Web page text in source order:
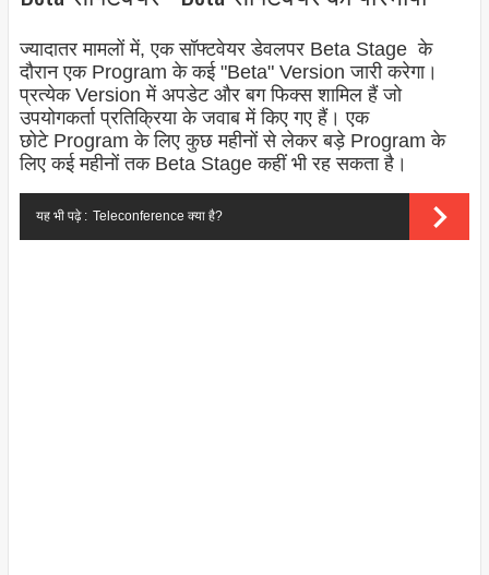
ज्यादातर मामलों में, एक सॉफ्टवेयर डेवलपर Beta Stage के
दौरान एक Program के कई "Beta" Version जारी करेगा।
प्रत्येक Version में अपडेट और बग फिक्स शामिल हैं जो
उपयोगकर्ता प्रतिक्रिया के जवाब में किए गए हैं। एक
छोटे Program के लिए कुछ महीनों से लेकर बड़े Program के
लिए कई महीनों तक Beta Stage कहीं भी रह सकता है।
यह भी पढ़े : Teleconference क्या है?